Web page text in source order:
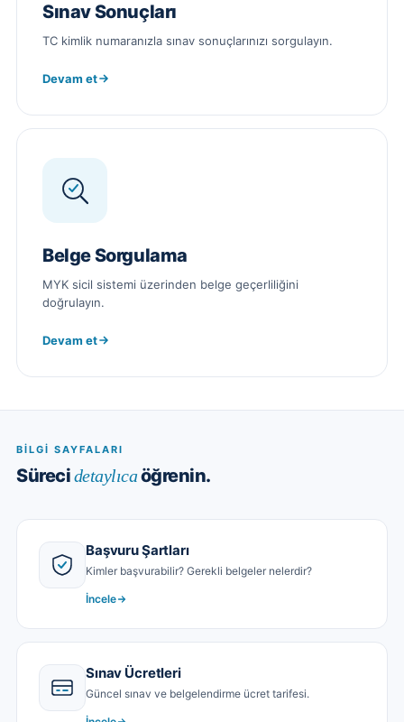
Sınav Sonuçları
TC kimlik numaranızla sınav sonuçlarınızı sorgulayın.
Devam et
Belge Sorgulama
MYK sicil sistemi üzerinden belge geçerliliğini
doğrulayın.
Devam et
BILGI SAYFALARI
Sürecidetaylıcaöğrenin.
Başvuru Şartları
Kimler başvurabilir? Gerekli belgeler nelerdir?
İncele
Sınav Ücretleri
Güncel sınav ve belgelendirme ücret tarifesi.